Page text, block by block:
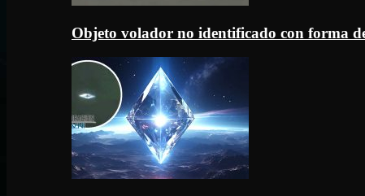
Objeto volador no identificado con forma